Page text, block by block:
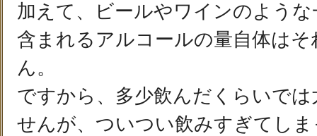
加えて、ビールやワインのよう
含まれるアルコールの量自体は
ん。
ですから、多少飲んだくらいで
せんが、ついつい飲みすぎてし